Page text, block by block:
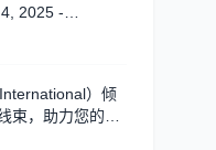
2025 -
）倾
束，助力您的设
日